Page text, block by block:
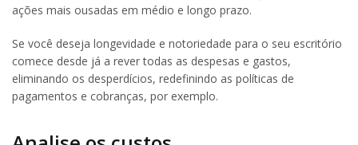
ações mais ousadas em médio e longo prazo.
Se você deseja longevidade e notoriedade para o seu escritório
comece desde já a rever todas as despesas e gastos,
eliminando os desperdícios, redefinindo as políticas de
pagamentos e cobranças, por exemplo.